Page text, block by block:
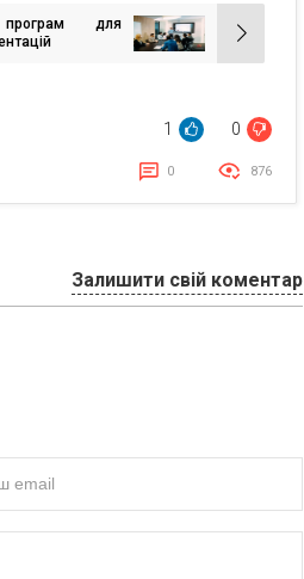
для
1 0
0 876
Залишити свій коментар